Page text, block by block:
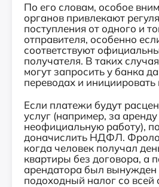
По его словам, особое
органов привлекают
поступления от одного и
отправителя, особенно
соответствуют
получателя. В таких
могут запросить у банка
переводах и инициировать
Если платежи будут
услуг (например, за
неофициальную работу),
доначислить НДФЛ.
когда человек получал
квартиры без договора, а
арендатора был вынужден
подоходный налог со всей